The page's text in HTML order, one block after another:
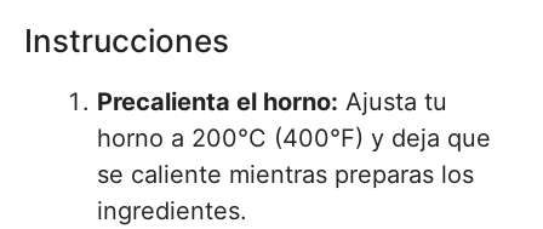
Instrucciones
Precalienta el horno: Ajusta tu
horno a 200°C (400°F) y deja que
se caliente mientras preparas los
ingredientes.